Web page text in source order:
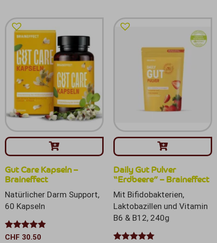
Gut Care Kapseln –
Braineffect
CHF 30.50
Natürlicher Darm Support,
60 Kapseln
Bewertet
Daily Gut Pulver
“Erdbeere” – Braineffect
Mit Bifidobakterien,
Laktobazillen und Vitamin
B6 & B12, 240g